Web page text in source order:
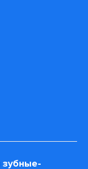
зубные-